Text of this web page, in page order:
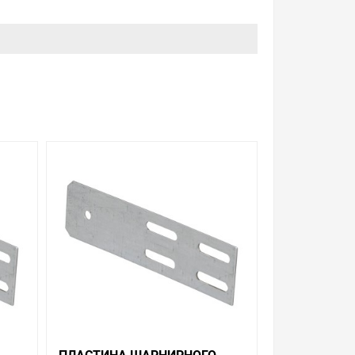
соединения для лотков ИЭК высотой
Российской Федерации «О защите прав
проблема, очень простые. Мы
получить консультацию по тому, что мы
вы собираетесь купить. Мы всегда